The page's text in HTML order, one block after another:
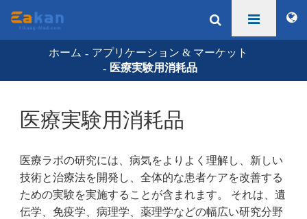
ホーム
アプリケーション & マーケット
医療実験用消耗品
医療実験用消耗品
医療ラボの研究には、病気をよりよく理解し、新しい
技術と治療法を開発し、全体的な患者ケアを改善する
ための実験を実施することが含まれます。 それは、遺
伝学、免疫学、病理学、薬理学などの幅広い研究分野